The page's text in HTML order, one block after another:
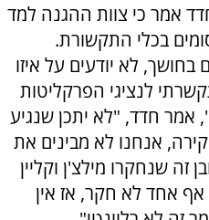
אמר כי צוות ההגנה למד
בכלי התקשורת.
לא יודעים על איזו
לנציגי הפרקליטות
אמר חדד, "לא יתכן שנגיע
אנחנו לא מבינים את
שנחקרו מילצ'ן וקליין
אף אחד לא חקר, אז אין